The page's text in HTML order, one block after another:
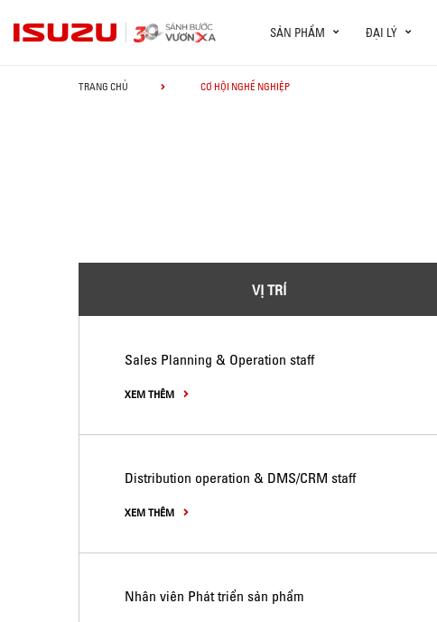
SẢN PHẨM ĐẠI LÝ
TRANG CHỦ CƠ HỘI NGHỀ NGHIỆP
VỊ TRÍ
Sales Planning & Operation staff
XEM THÊM
Distribution operation & DMS/CRM staff
XEM THÊM
Nhân viên Phát triển sản phẩm